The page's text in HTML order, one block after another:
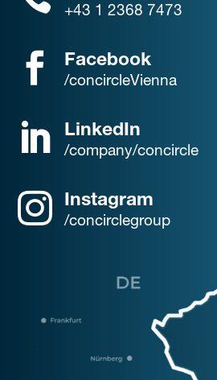
+43 1 2368 7473
Facebook
/concircleVienna
LinkedIn
/company/concircle
Instagram
/concirclegroup